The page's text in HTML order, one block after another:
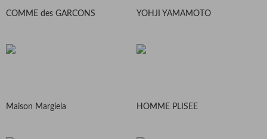
COMME des GARCONS YOHJI YAMAMOTO
Maison Margiela HOMME PLISEE